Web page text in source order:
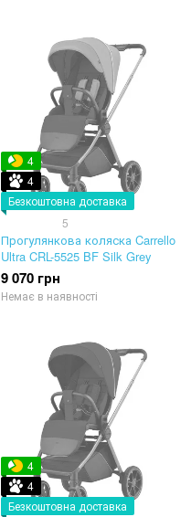
4
4
Безкоштовна доставка
5
Прогулянкова коляска Carrello
Ultra CRL-5525 BF Silk Grey
9 070 грн
Немає в наявності
4
4
Безкоштовна доставка